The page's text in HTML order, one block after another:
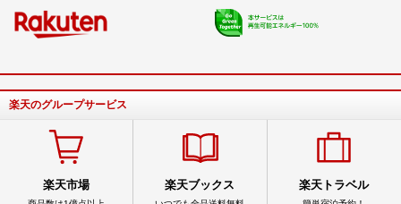
楽天のグループサービス
楽天市場 楽天ブックス 楽天トラベル